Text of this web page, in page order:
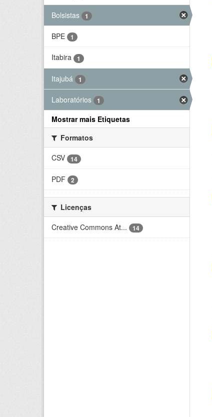
Bolsistas 1
BPE 1
Itabira 1
Itajubá 1
Laboratórios 1
Mostrar mais Etiquetas
Formatos
CSV
14
PDF 2
Licenças
Creative Commons At...
14